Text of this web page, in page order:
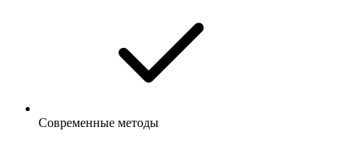
Современные методы